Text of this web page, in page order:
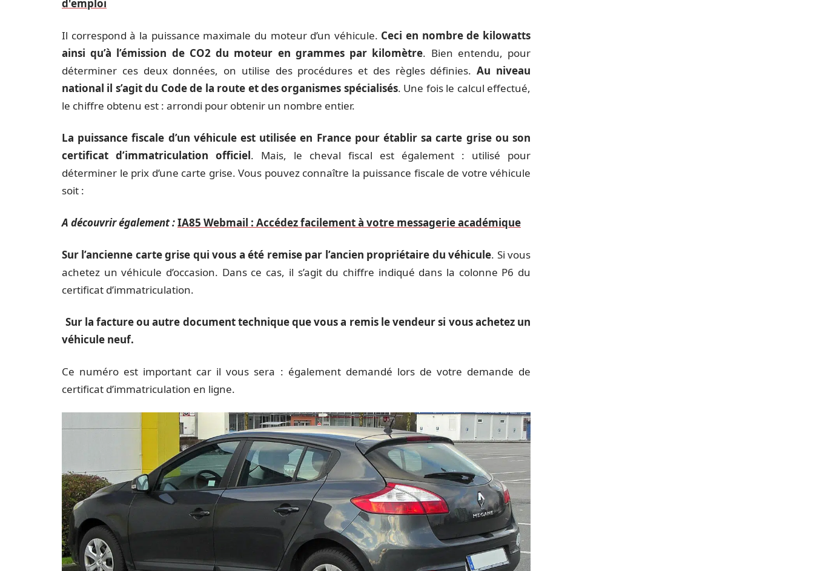
d'emploi
Il correspond à la puissance maximale du moteur d’un véhicule. Ceci en nombre de kilowatts
ainsi qu’à l’émission de CO2 du moteur en grammes par kilomètre. Bien entendu, pour
déterminer ces deux données, on utilise des procédures et des règles définies.Au niveau
national il s’agit du Code de la route et des organismes spécialisés. Une fois le calcul effectué,
le chiffre obtenu est : arrondi pour obtenir un nombre entier.
La puissance fiscale d’un véhicule est utilisée en France pour établir sa carte grise ou son
certificat d’immatriculation officiel. Mais, le cheval fiscal est également : utilisé pour
déterminer le prix d’une carte grise. Vous pouvez connaître la puissance fiscale de votre véhicule
soit :
A découvrir également :IA85 Webmail : Accédez facilement à votre messagerie académique
Sur l’ancienne carte grise qui vous a été remise par l’ancien propriétaire du véhicule. Si vous
achetez un véhicule d’occasion. Dans ce cas, il s’agit du chiffre indiqué dans la colonne P6 du
certificat d’immatriculation.
Sur la facture ou autre document technique que vous a remis le vendeur si vous achetez un
véhicule neuf.
Ce numéro est important car il vous sera : également demandé lors de votre demande de
certificat d’immatriculation en ligne.